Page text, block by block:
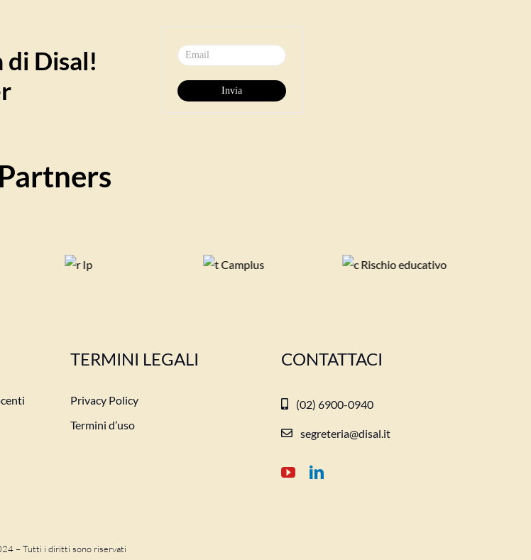
Disal!
Partners
TERMINI LEGALI
Privacy Policy
Termini d’uso
CONTATTACI
(02) 6900-0940
segreteria@disal.it
– Tutti i diritti sono riservati